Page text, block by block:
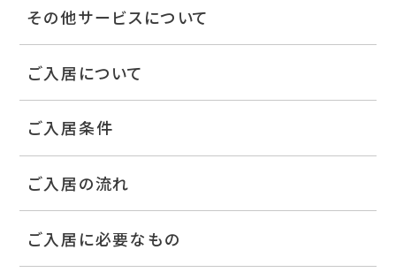
その他サービスについて
ご入居について
ご入居条件
ご入居の流れ
ご入居に必要なもの